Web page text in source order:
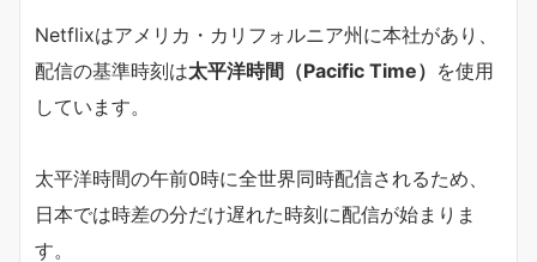
Netflixはアメリカ・カリフォルニア州に本社があり、
配信の基準時刻は太平洋時間（Pacific Time） を使用
しています。
太平洋時間の午前0時に全世界同時配信されるため、
日本では時差の分だけ遅れた時刻に配信が始まりま
す。